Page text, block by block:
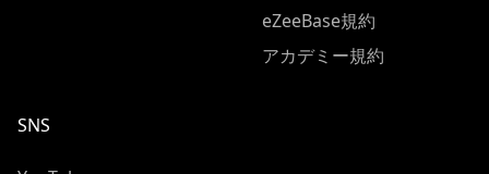
eZeeBase規約
アカデミー規約
SNS